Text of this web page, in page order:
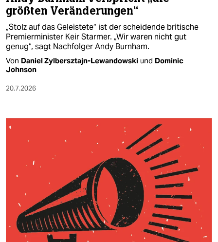
größten Veränderungen“
„Stolz auf das Geleistete“ ist der scheidende britische
Premierminister Keir Starmer. „Wir waren nicht gut
genug“, sagt Nachfolger Andy Burnham.
Von Daniel Zylbersztajn-Lewandowski und Dominic
Johnson
20.7.2026